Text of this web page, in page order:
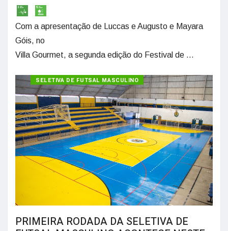
Com a apresentação de Luccas e Augusto e Mayara
Góis, no
Villa Gourmet, a segunda edição do Festival de ...
SELETIVA DE FUTSAL MASCULINO
PRIMEIRA RODADA DA SELETIVA DE